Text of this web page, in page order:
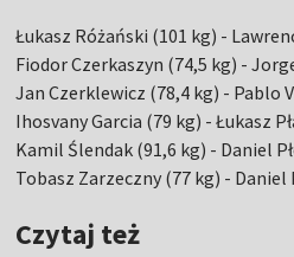
Łukasz Różański (101 kg) -
Fiodor Czerkaszyn (74,5 kg) -
Jan Czerklewicz (78,4 kg) - Pablo
Ihosvany Garcia (79 kg) - Łukasz
Kamil Ślendak (91,6 kg) - Daniel
Tobasz Zarzeczny (77 kg) -
Czytaj też